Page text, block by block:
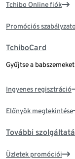
Tchibo Online fiók
Promóciós
TchiboCard
Gyűjtse a
Ingyenes regisztráció
Előnyök megtekintése
További
Üzletek promóciói